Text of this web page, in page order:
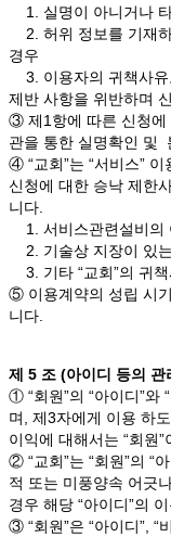
1. 실명이 아니거나
2. 허위 정보를 기재
경우
3. 이용자의 귀책사유
제반 사항을 위반하며
③ 제1항에 따른 신청에
관을 통한 실명확인 및
④ “교회”는 “서비스”
신청에 대한 승낙 제한
니다.
1. 서비스관련설비의
2. 기술상 지장이 있
3. 기타 “교회”의 귀
⑤ 이용계약의 성립 시
니다.
제 5 조 (아이디 등의 관
① “회원”의 “아이디”와
며, 제3자에게 이용 하
이익에 대해서는 “회원”
② “교회”는 “회원”의 “
적 또는 미풍양속 어긋
경우 해당 “아이디”의
③ “회원”은 “아이디”, “